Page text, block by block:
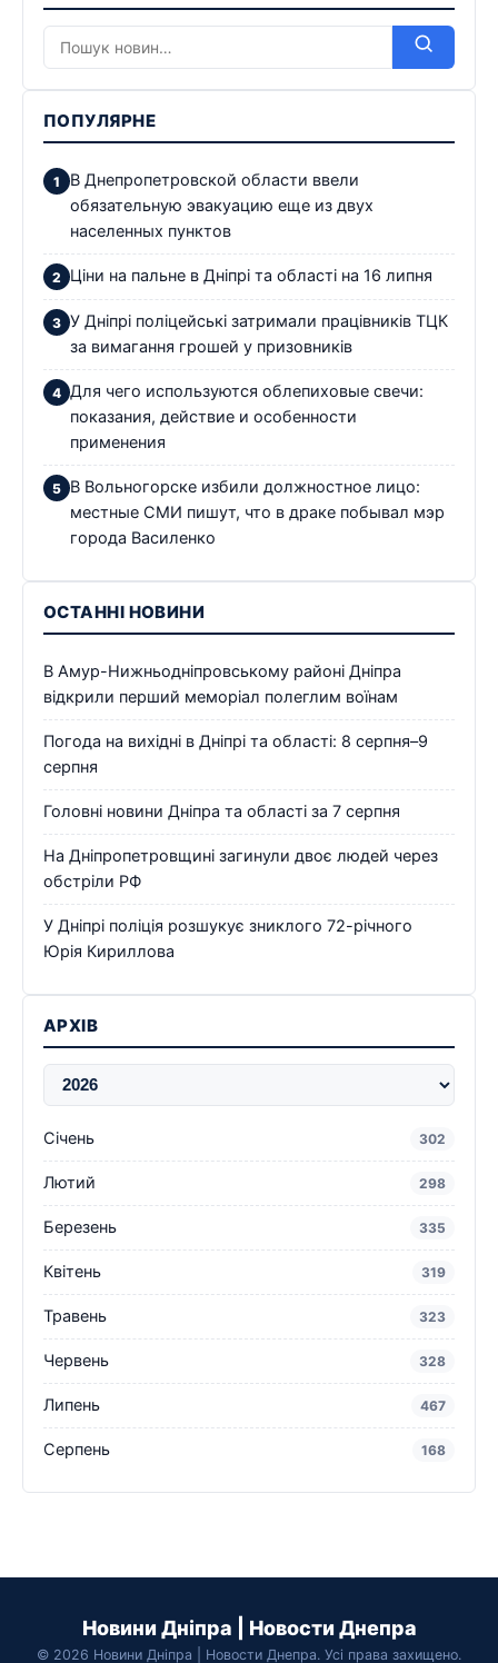
ПОПУЛЯРНЕ
В Днепропетровской области ввели
обязательную эвакуацию еще из двух
населенных пунктов
Ціни на пальне в Дніпрі та області на 16 липня
У Дніпрі поліцейські затримали працівників ТЦК
за вимагання грошей у призовників
Для чего используются облепиховые свечи:
показания, действие и особенности
применения
В Вольногорске избили должностное лицо:
местные СМИ пишут, что в драке побывал мэр
города Василенко
ОСТАННІ НОВИНИ
В Амур-Нижньодніпровському районі Дніпра
відкрили перший меморіал полеглим воїнам
Погода на вихідні в Дніпрі та області: 8 серпня–9
серпня
Головні новини Дніпра та області за 7 серпня
На Дніпропетровщині загинули двоє людей через
обстріли РФ
У Дніпрі поліція розшукує зниклого 72-річного
Юрія Кириллова
АРХІВ
Січень 302
Лютий 298
Березень 335
Квітень 319
Травень 323
Червень 328
Липень 467
Серпень 168
Новини Дніпра | Новости Днепра
© 2026 Новини Дніпра | Новости Днепра. Усі права захищено.